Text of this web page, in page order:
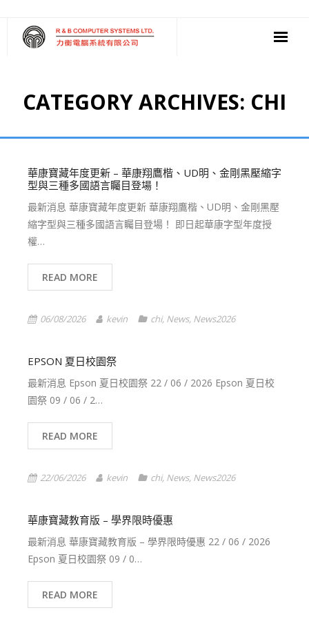
‧ 多媒體影音
‧ 雲端應用
CATEGORY ARCHIVES: CHI
華康寶藏年度更新 – 華康翔鷹楷、UD明、金剛黑壓縮字
型與三種多國語言矚目登場！
最新消息 華康寶藏年度更新 華康翔鷹楷、UD明、金剛黑壓
縮字型與三種多國語言矚目登場！ 即日起華康字型年度授
權…
READ MORE
06/08/2026 kevin chi, News, News2026
EPSON 夏日校園祭
最新消息 Epson 夏日校園祭 22 / 06 / 2026 Epson 夏日校
園祭 09 / 06 / 2…
READ MORE
22/06/2026 kevin chi, News, News2026
華康寶藏教育版 – 學界限時優惠
最新消息 華康寶藏教育版 – 學界限時優惠 22 / 06 / 2026
Epson 夏日校園祭 09 / 0…
READ MORE